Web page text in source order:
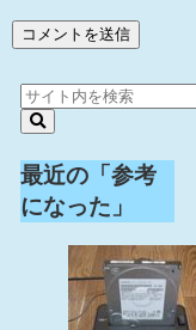
最近の「参考
になった」